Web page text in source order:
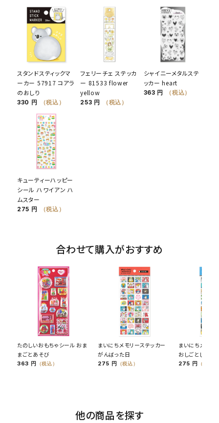
スタンドスティックマ
ーカー 57917 コアラ
のおしり
330 円 （税込）
フェリーチェ ステッカ
ー 81533 flower
yellow
253 円 （税込）
シャイニーメタルステ
ッカー heart
363 円 （税込）
キューティーハッピー
シール ハワイアン ハ
ムスター
275 円 （税込）
合わせて購入がおすすめ
たのしいおもちゃシール おま
まごとあそび
363 円 （税込）
まいにちメモリーステッカー
がんばった日
275 円 （税込）
まいにちメモリ
おしごとした日
275 円 （税込）
他の商品を探す